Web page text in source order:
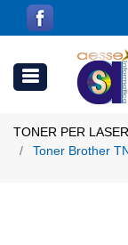
Open menu
TONER PER
Toner Brother